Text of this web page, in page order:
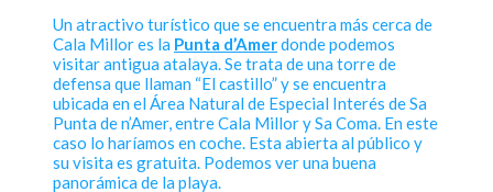
Un atractivo turístico que se encuentra más cerca de
Cala Millor es la Punta d’Amerdonde podemos
visitar antigua atalaya. Se trata de una torre de
defensa que llaman “El castillo” y se encuentra
ubicada en el Área Natural de Especial Interés de Sa
Punta de n’Amer, entre Cala Millor y Sa Coma. En este
caso lo haríamos en coche. Esta abierta al público y
su visita es gratuita. Podemos ver una buena
panorámica de la playa.